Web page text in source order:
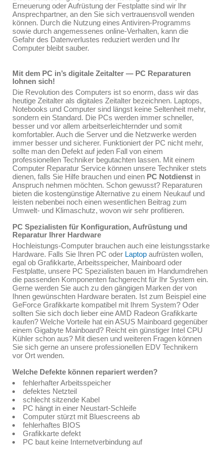
Erneuerung oder Aufrüstung der Festplatte sind wir Ihr
Ansprechpartner, an den Sie sich vertrauensvoll wenden
können. Durch die Nutzung eines Antiviren-Programms
sowie durch angemessenes online-Verhalten, kann die
Gefahr des Datenverlustes reduziert werden und Ihr
Computer bleibt sauber.
Mit dem PC in’s digitale Zeitalter — PC Reparaturen
lohnen sich!
Die Revolution des Computers ist so enorm, dass wir das
heutige Zeitalter als digitales Zeitalter bezeichnen. Laptops,
Notebooks und Computer sind längst keine Seltenheit mehr,
sondern ein Standard. Die PCs werden immer schneller,
besser und vor allem arbeitserleichternder und somit
komfortabler. Auch die Server und die Netzwerke werden
immer besser und sicherer. Funktioniert der PC nicht mehr,
sollte man den Defekt auf jeden Fall von einem
professionellen Techniker begutachten lassen. Mit einem
Computer Reparatur Service können unsere Techniker stets
dienen, falls Sie Hilfe brauchen und einen PC Notdienst in
Anspruch nehmen möchten. Schon gewusst? Reparaturen
bieten die kostengünstige Alternative zu einem Neukauf und
leisten nebenbei noch einen wesentlichen Beitrag zum
Umwelt- und Klimaschutz, wovon wir sehr profitieren.
PC Spezialisten für Konfiguration, Aufrüstung und
Reparatur Ihrer Hardware
Hochleistungs-Computer brauchen auch eine leistungsstarke
Hardware. Falls Sie Ihren PC oder Laptop aufrüsten wollen,
egal ob Grafikkarte, Arbeitsspeicher, Mainboard oder
Festplatte, unsere PC Spezialisten bauen im Handumdrehen
die passenden Komponenten fachgerecht für Ihr System ein.
Gerne werden Sie auch zu den gängigen Marken der von
Ihnen gewünschten Hardware beraten. Ist zum Beispiel eine
GeForce Grafikkarte kompatibel mit Ihrem System? Oder
sollten Sie sich doch lieber eine AMD Radeon Grafikkarte
kaufen? Welche Vorteile hat ein ASUS Mainboard gegenüber
einem Gigabyte Mainboard? Reicht ein günstiger Intel CPU
Kühler schon aus? Mit diesen und weiteren Fragen können
Sie sich gerne an unsere professionellen EDV Technikern
vor Ort wenden.
Welche Defekte können repariert werden?
fehlerhafter Arbeitsspeicher
defektes Netzteil
schlecht sitzende Kabel
PC hängt in einer Neustart-Schleife
Computer stürzt mit Bluescreens ab
fehlerhaftes BIOS
Grafikkarte defekt
PC baut keine Internetverbindung auf